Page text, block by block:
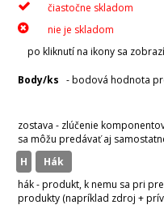
čiastočne skladom
nie je skladom
po kliknutí na ikony sa
Body/ks - bodová hodnota
zostava - zlúčenie
sa môžu predávať aj
H
hák
hák - produkt, k nemu sa pri
produkty (napríklad zdroj +